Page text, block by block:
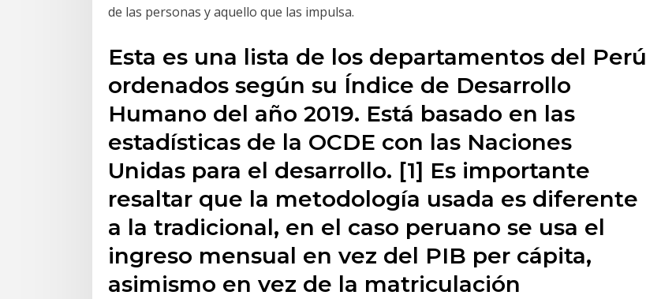
de las personas y aquello que las impulsa.
Esta es una lista de los departamentos del Perú
ordenados según su Índice de Desarrollo
Humano del año 2019. Está basado en las
estadísticas de la OCDE con las Naciones
Unidas para el desarrollo. [1] Es importante
resaltar que la metodología usada es diferente
a la tradicional, en el caso peruano se usa el
ingreso mensual en vez del PIB per cápita,
asimismo en vez de la matriculación